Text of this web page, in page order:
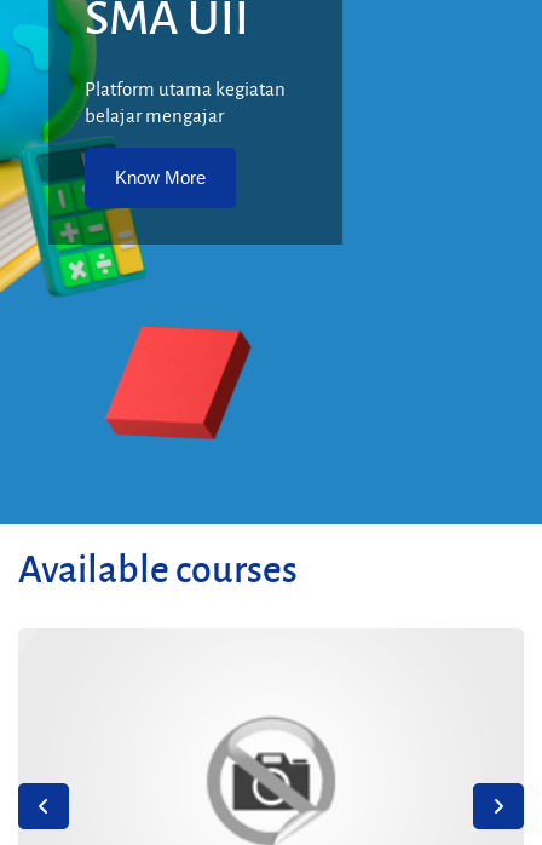
SMA UII
Platform utama kegiatan
belajar mengajar
Know More
Available courses